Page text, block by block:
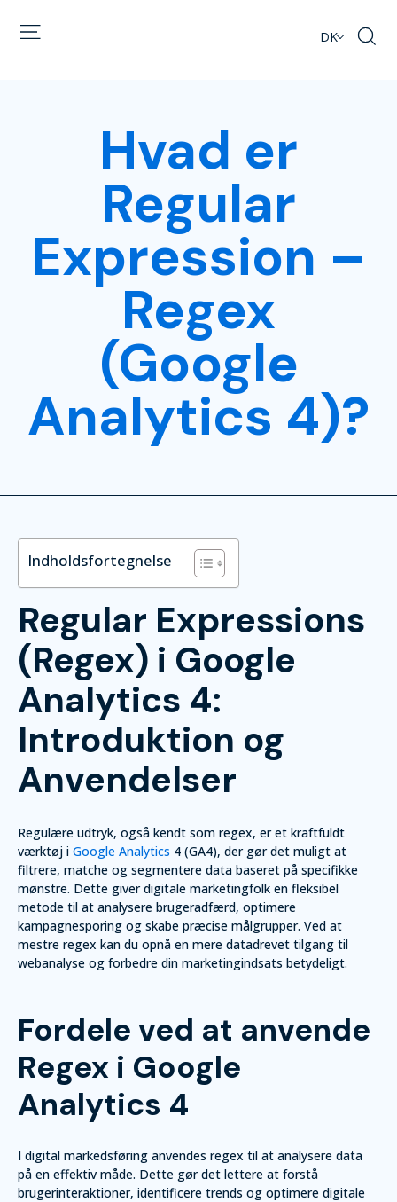
DK
Hvad er
Regular
Expression –
Regex
(Google
Analytics 4)?
Indholdsfortegnelse
Regular Expressions
(Regex) i Google
Analytics 4:
Introduktion og
Anvendelser
Regulære udtryk, også kendt som regex, er et kraftfuldt
værktøj i Google Analytics 4 (GA4), der gør det muligt at
filtrere, matche og segmentere data baseret på specifikke
mønstre. Dette giver digitale marketingfolk en fleksibel
metode til at analysere brugeradfærd, optimere
kampagnesporing og skabe præcise målgrupper. Ved at
mestre regex kan du opnå en mere datadrevet tilgang til
webanalyse og forbedre din marketingindsats betydeligt.
Fordele ved at anvende
Regex i Google
Analytics 4
I digital markedsføring anvendes regex til at analysere data
på en effektiv måde. Dette gør det lettere at forstå
brugerinteraktioner, identificere trends og optimere digitale